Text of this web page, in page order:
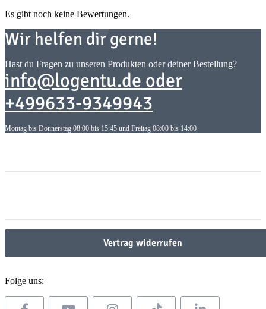
Es gibt noch keine Bewertungen.
Wir helfen dir gerne!
Hast du Fragen zu unseren Produkten oder deiner Bestellung?
info@logentu.de oder
+499633-9349943
Montag bis Donnerstag 08:00 bis 15:45 und Freitag 08:00 bis 14:00
Vertrag widerrufen
Folge uns: